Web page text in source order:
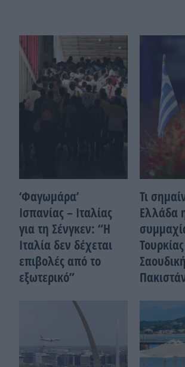
‘Φαγωμάρα’
Ισπανίας – Ιταλίας
για τη Σένγκεν: “Η
Ιταλία δεν δέχεται
επιβολές από το
εξωτερικό”
Τι
Ελλάδα